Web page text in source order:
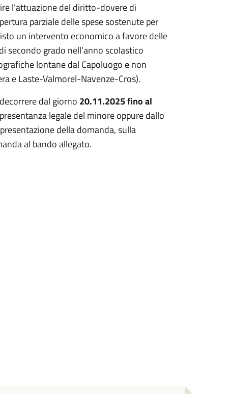
l’attuazione del diritto-dovere di
parziale delle spese sostenute per
un intervento economico a favore delle
secondo grado nell’anno scolastico
lontane dal Capoluogo e non
e Laste-Valmorel-Navenze-Cros).
dal giorno 20.11.2025 fino al
legale del minore oppure dallo
della domanda, sulla
al bando allegato.